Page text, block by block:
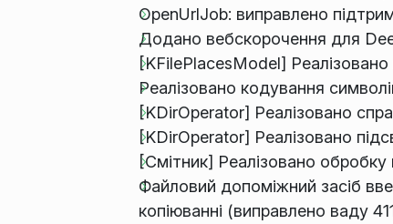
OpenUrlJob: виправлено
Додано вебскорочення для
[KFilePlacesModel]
Реалізовано кодування
[KDirOperator] Реалізовано
[KDirOperator] Реалізовано
[Смітник] Реалізовано
Файловий допоміжний засіб
копіюванні (виправлено ваду